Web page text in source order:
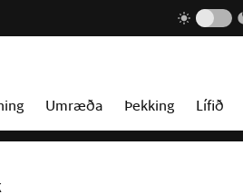
Umræða Þekking Lífið